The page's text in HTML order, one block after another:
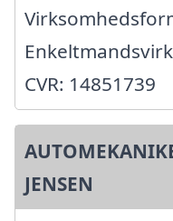
CVR: 14851739
JENSEN